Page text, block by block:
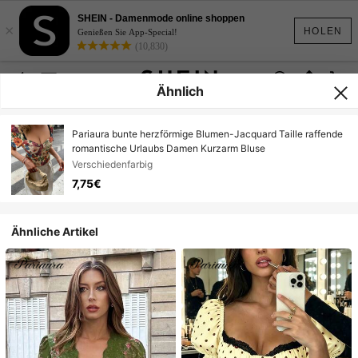
HOLEN
×
SHEIN - Damenmode online shoppen
Genießen Sie App-Special!
(10,830)
Ähnlich
Pariaura bunte herzförmige Blumen-Jacquard Taille raffende
romantische Urlaubs Damen Kurzarm Bluse
Verschiedenfarbig
7,75€
Ähnliche Artikel